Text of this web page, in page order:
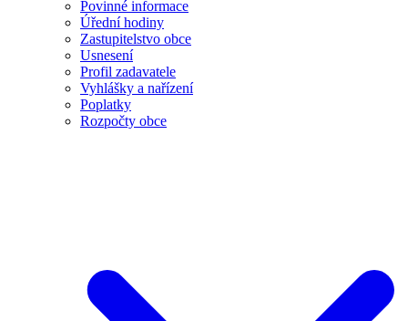
Povinné informace
Úřední hodiny
Zastupitelstvo obce
Usnesení
Profil zadavatele
Vyhlášky a nařízení
Poplatky
Rozpočty obce